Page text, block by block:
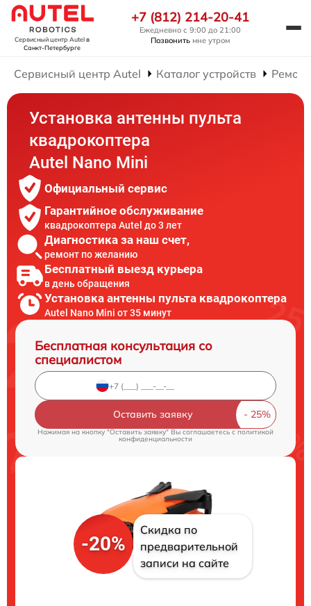
Сервисный центр Autelв
Санкт-Петербурге
+7 (812) 214-20-41
Ежедневно с 9:00 до 21:00
Позвонить мне утром
Сервисный центр Autel Каталог устройств
Установка антенны пульта
квадрокоптера
Autel Nano Mini
Официальный сервис
Гарантийное обслуживание
квадрокоптера Autel до 3 лет
Диагностика за наш счет,
ремонт по желанию
Бесплатный выезд курьера
в день обращения
Установка антенны пульта квадрокоптера
Autel Nano Mini от 35 минут
Бесплатная консультация со
специалистом
Оставить заявку
Нажимая на кнопку "Оставить заявку" Вы соглашаетесь c политикой
конфиденциальности
-20%
Скидка по
предварительной
записи на сайте